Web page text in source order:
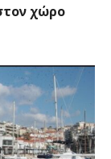
χώρο